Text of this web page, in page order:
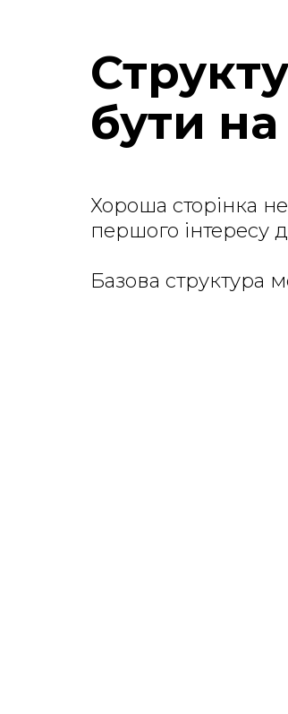
бути на
Хороша сторінка
першого інтересу
Базова структура